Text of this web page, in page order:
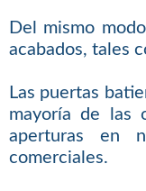
Del mismo
acabados, tales
Las puertas
mayoría de las
aperturas en
comerciales.